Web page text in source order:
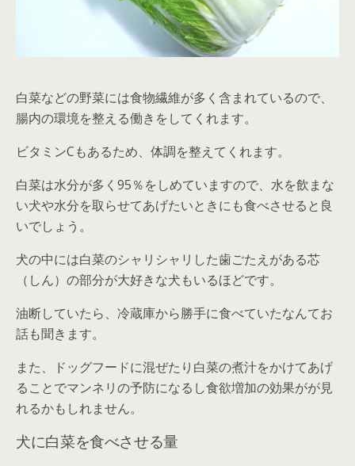
白菜などの野菜には食物繊維が多く含まれているので、
腸内の環境を整える働きをしてくれます。
ビタミンCもあるため、体調を整えてくれます。
白菜は水分が多く95％をしめていますので、水を飲まな
い犬や水分を取らせてあげたいときにも食べさせると良
いでしょう。
犬の中には白菜のシャリシャリした歯ごたえがある芯
（しん）の部分が大好きな犬もいるほどです。
油断していたら、冷蔵庫から勝手に食べていたなんてお
話も聞きます。
また、ドッグフードに混ぜたり白菜の煮汁をかけてあげ
ることでマンネリの予防になるし食欲増加の効果がが見
れるかもしれません。
犬に白菜を食べさせる量